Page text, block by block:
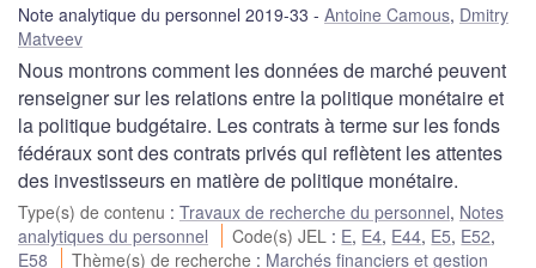
Note analytique du personnel 2019-33 Antoine Camous, Dmitry
Matveev
Nous montrons comment les données de marché peuvent
renseigner sur les relations entre la politique monétaire et
la politique budgétaire. Les contrats à terme sur les fonds
fédéraux sont des contrats privés qui reflètent les attentes
des investisseurs en matière de politique monétaire.
Type(s) de contenu : Travaux de recherche du personnel, Notes
analytiques du personnel
Code(s) JEL : E, E4, E44, E5, E52,
E58
Thème(s) de recherche : Marchés financiers et gestion